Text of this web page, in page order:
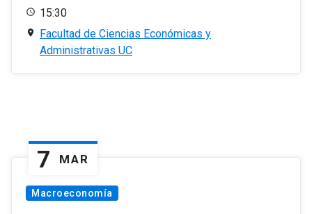
15:30
Facultad de Ciencias Económicas y
Administrativas UC
7 MAR
Macroeconomía